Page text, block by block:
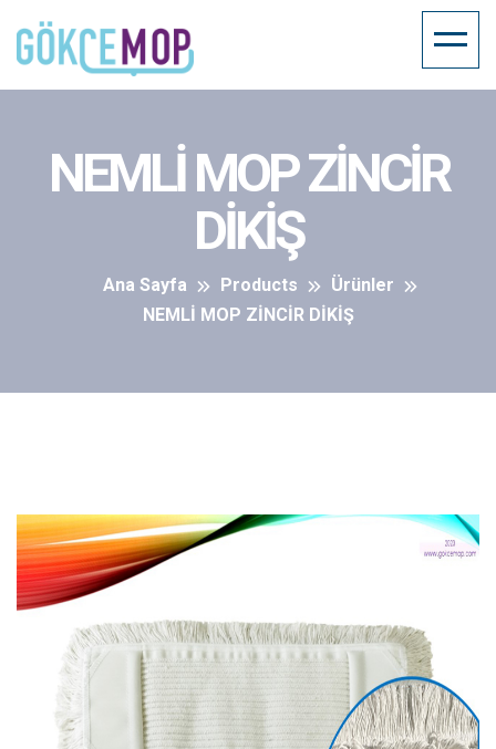
NEMLİ MOP ZİNCİR
DİKİŞ
Ana Sayfa Products
Ürünler
NEMLİ MOP ZİNCİR DİKİŞ